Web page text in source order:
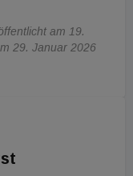
am 19.
29. Januar 2026